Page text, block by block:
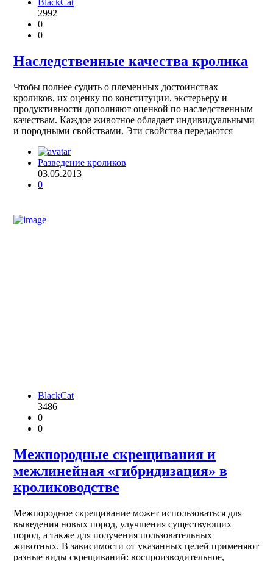
BlackCat
2992
0
0
Наследственные качества кролика
Чтобы полнее судить о племенных достоинствах
кроликов, их оценку по конституции, экстерьеру и
продуктивности дополняют оценкой по наследственным
качествам. Каждое животное обладает индивидуальными
и породными свойствами. Эти свойства передаются
Разведение кроликов
03.05.2013
0
BlackCat
3486
0
0
Межпородные скрещивания и
межлинейная «гибридизация» в
кролиководстве
Межпородное скрещивание может использоваться для
выведения новых пород, улучшения существующих
пород, а также для получения пользовательных
животных. В зависимости от указанных целей применяют
разные виды скрещиваний: воспроизводительное,